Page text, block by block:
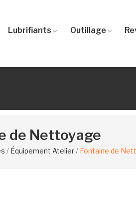
Lubrifiants Outillage
de Nettoyage
Équipement Atelier Fontaine de